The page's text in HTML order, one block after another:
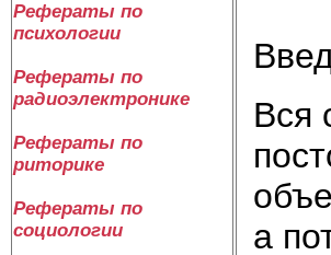
Рефераты по
психологии
Рефераты по
радиоэлектронике
Рефераты по
риторике
Рефераты по
социологии
Вся
а